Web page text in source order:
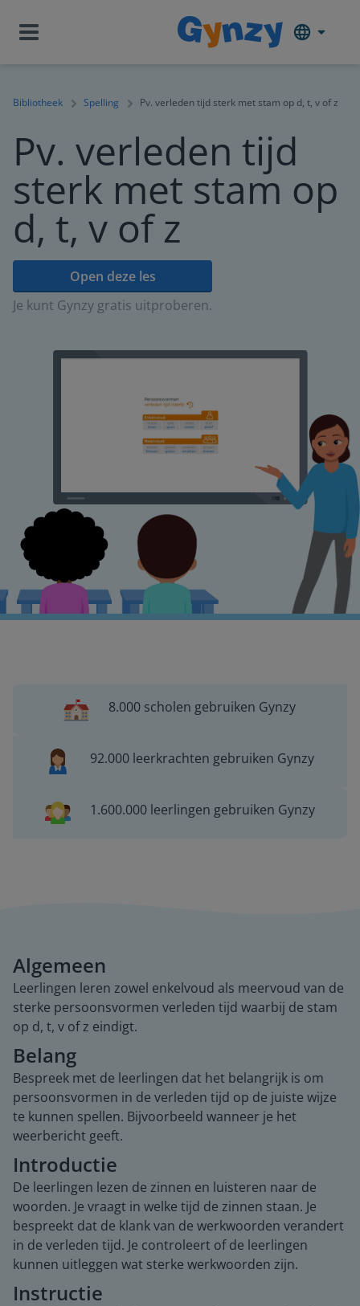
Bibliotheek Spelling Pv. verleden tijd sterk met stam op d, t, v of z
Pv. verleden tijd
sterk met stam op
d, t, v of z
Open deze les
Je kunt Gynzy gratis uitproberen.
8.000 scholen gebruiken Gynzy
92.000 leerkrachten gebruiken Gynzy
1.600.000 leerlingen gebruiken Gynzy
Algemeen
Leerlingen leren zowel enkelvoud als meervoud van de
sterke persoonsvormen verleden tijd waarbij de stam
op d, t, v of z eindigt.
Belang
Bespreek met de leerlingen dat het belangrijk is om
persoonsvormen in de verleden tijd op de juiste wijze
te kunnen spellen. Bijvoorbeeld wanneer je het
weerbericht geeft.
Introductie
De leerlingen lezen de zinnen en luisteren naar de
woorden. Je vraagt in welke tijd de zinnen staan. Je
bespreekt dat de klank van de werkwoorden verandert
in de verleden tijd. Je controleert of de leerlingen
kunnen uitleggen wat sterke werkwoorden zijn.
Instructie